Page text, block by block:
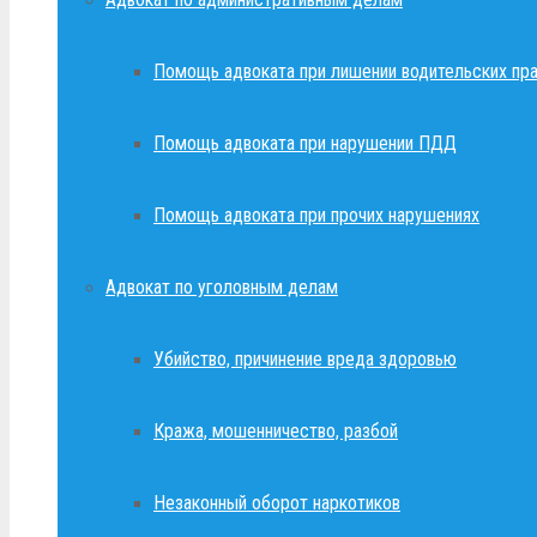
Помощь адвоката при лишении водительских
Помощь адвоката при нарушении ПДД
Помощь адвоката при прочих нарушениях
Адвокат по уголовным делам
Убийство, причинение вреда здоровью
Кража, мошенничество, разбой
Незаконный оборот наркотиков